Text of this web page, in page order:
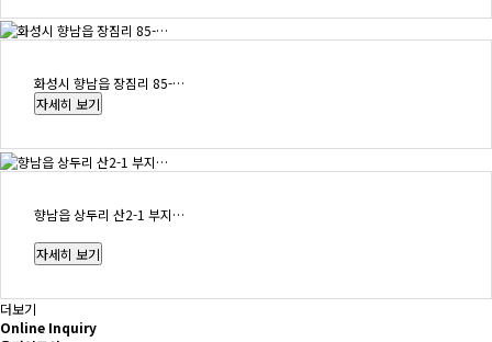
화성시 향남읍 장짐리 85-…
향남읍 상두리 산2-1 부지…
더보기
Online Inquiry